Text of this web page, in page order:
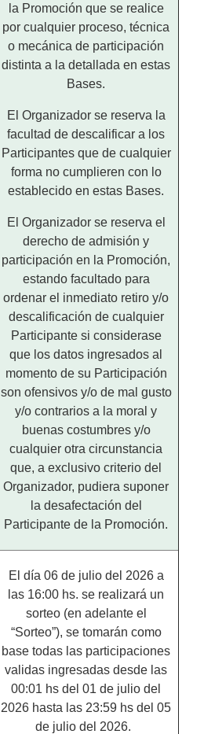
la Promoción que se realice
por cualquier proceso, técnica
o mecánica de participación
distinta a la detallada en estas
Bases.
El Organizador se reserva la
facultad de descalificar a los
Participantes que de cualquier
forma no cumplieren con lo
establecido en estas Bases.
El Organizador se reserva el
derecho de admisión y
participación en la Promoción,
estando facultado para
ordenar el inmediato retiro y/o
descalificación de cualquier
Participante si considerase
que los datos ingresados al
momento de su Participación
son ofensivos y/o de mal gusto
y/o contrarios a la moral y
buenas costumbres y/o
cualquier otra circunstancia
que, a exclusivo criterio del
Organizador, pudiera suponer
la desafectación del
Participante de la Promoción.
El día 06 de julio del 2026 a
las 16:00 hs. se realizará un
sorteo (en adelante el
“Sorteo”), se tomarán como
base todas las participaciones
validas ingresadas desde las
00:01 hs del 01 de julio del
2026 hasta las 23:59 hs del 05
de julio del 2026.